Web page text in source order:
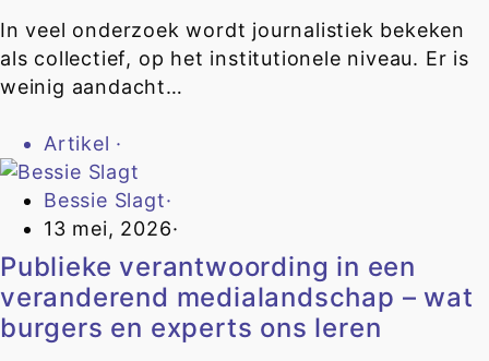
In veel onderzoek wordt journalistiek bekeken
als collectief, op het institutionele niveau. Er is
weinig aandacht…
Artikel ·
Bessie Slagt·
13 mei, 2026·
Publieke verantwoording in een
veranderend medialandschap – wat
burgers en experts ons leren